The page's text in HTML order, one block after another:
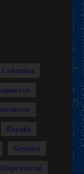
Colombia
España
Gestión